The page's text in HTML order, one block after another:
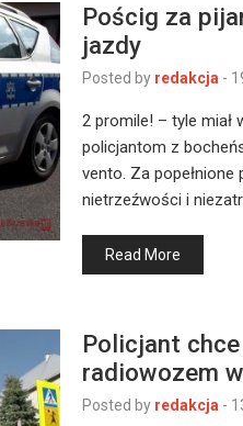
Pościg za
jazdy
Posted by redakcja -
2 promile! – tyle miał
policjantom z
vento. Za
nietrzeźwości i
Read More
Policjant
radiowozem
Posted by redakcja -